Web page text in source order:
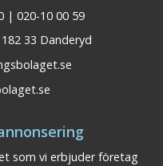
| 020-10 00 59
33 Danderyd
som vi erbjuder företag